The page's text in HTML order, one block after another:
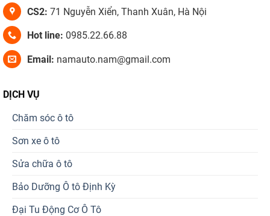
CS2: 71 Nguyễn Xiển, Thanh Xuân, Hà Nội
Hot line: 0985.22.66.88
Email: namauto.nam@gmail.com
DỊCH VỤ
Chăm sóc ô tô
Sơn xe ô tô
Sửa chữa ô tô
Bảo Dưỡng Ô tô Định Kỳ
Đại Tu Động Cơ Ô Tô